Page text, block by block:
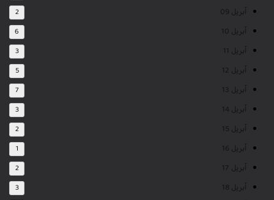
أبريل 09 2
أبريل 10 6
أبريل 11 3
أبريل 12 5
أبريل 13 7
أبريل 14 3
أبريل 15 2
أبريل 16 1
أبريل 17 2
أبريل 18 3